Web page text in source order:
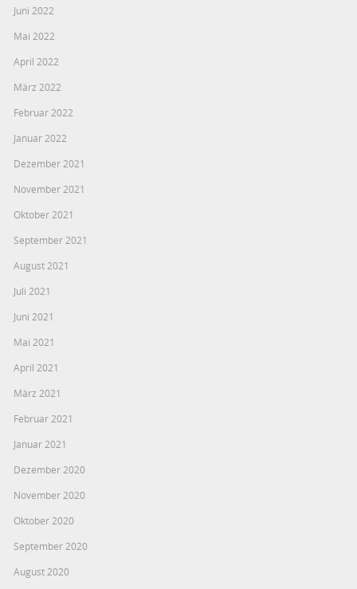
Juni 2022
Mai 2022
April 2022
März 2022
Februar 2022
Januar 2022
Dezember 2021
November 2021
Oktober 2021
September 2021
August 2021
Juli 2021
Juni 2021
Mai 2021
April 2021
März 2021
Februar 2021
Januar 2021
Dezember 2020
November 2020
Oktober 2020
September 2020
August 2020